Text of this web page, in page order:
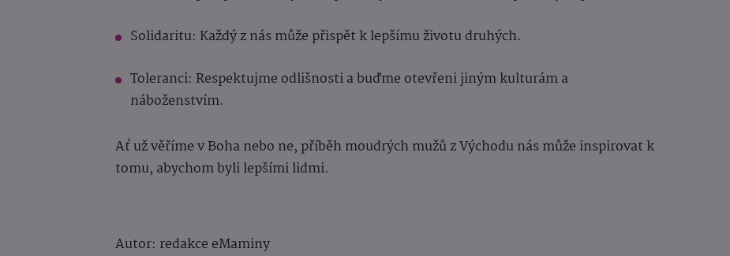
Solidaritu: Každý z nás může přispět k lepšímu životu druhých.
Toleranci: Respektujme odlišnosti a buďme otevřeni jiným kulturám a
náboženstvím.
Ať už věříme v Boha nebo ne, příběh moudrých mužů z Východu nás může inspirovat k
tomu, abychom byli lepšími lidmi.
Autor: redakce eMaminy